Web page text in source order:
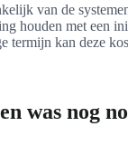
van de
houden met een
termijn kan deze
was nog